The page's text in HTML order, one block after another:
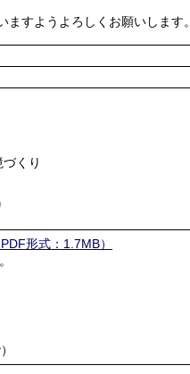
すようよろしくお願いします。
くり
形式：1.7MB）